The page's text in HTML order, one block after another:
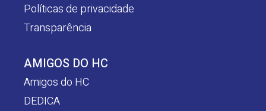
Políticas de privacidade
Transparência
AMIGOS DO HC
Amigos do HC
DEDICA